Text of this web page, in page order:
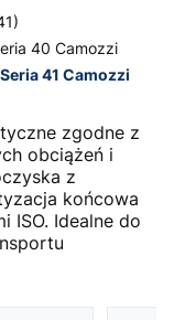
40 Camozzi
41 Camozzi
zgodne z
obciążeń i
z
końcowa
ISO. Idealne do